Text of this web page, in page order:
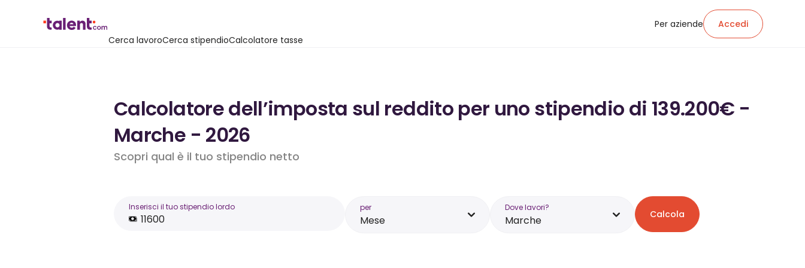
Cerca lavoroCerca stipendioCalcolatore tasse
Per aziende Accedi
Calcolatore dell’imposta sul reddito per uno stipendio di 139.200€ -
Marche - 2026
Scopri qual è il tuo stipendio netto
Inserisci il tuo stipendio lordo per
Mese
Dove lavori?
Marche Calcola